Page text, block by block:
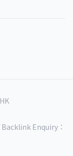
Enquiry：